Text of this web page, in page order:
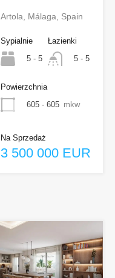
Artola, Málaga, Spain
Sypialnie
5 - 5
Łazienki
5 - 5
Powierzchnia
605 - 605 mkw
Na Sprzedaż
3 500 000 EUR